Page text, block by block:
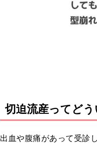
切迫流産ってどう
出血や腹痛があって受診